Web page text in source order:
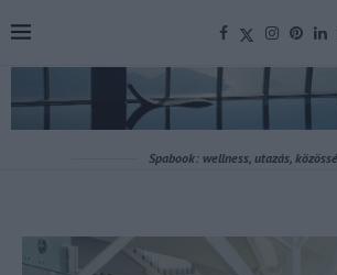
Spabook: wellness, utazás,